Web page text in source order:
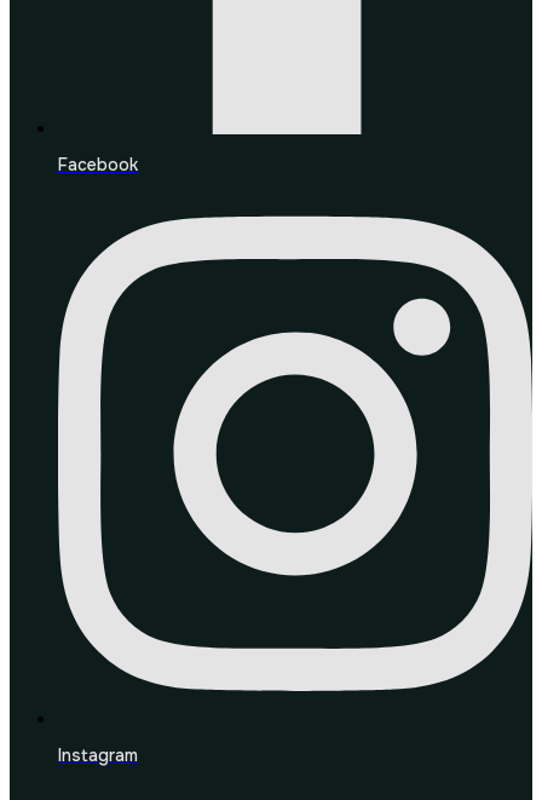
Facebook
Instagram